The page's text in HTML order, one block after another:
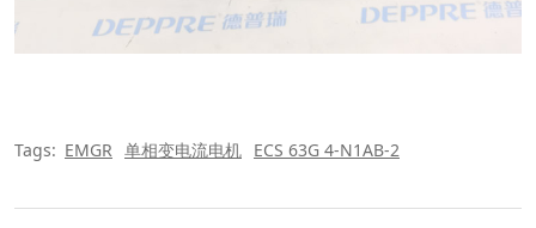
Tags: EMGR 单相变电流电机 ECS 63G 4-N1AB-2